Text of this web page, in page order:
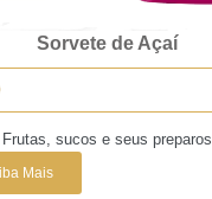
Sorvete de Açaí
Frutas, sucos e seus preparos
Mais